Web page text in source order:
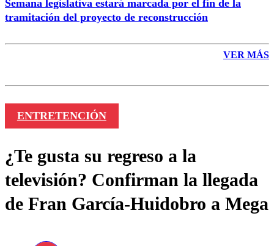
Semana legislativa estará marcada por el fin de la
tramitación del proyecto de reconstrucción
VER MÁS
ENTRETENCIÓN
¿Te gusta su regreso a la
televisión? Confirman la llegada
de Fran García-Huidobro a Mega